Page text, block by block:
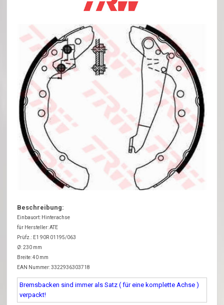
Beschreibung:
Einbauort: Hinterachse
für Hersteller: ATE
Prüfz.: E1 90R 01195/063
Ø: 230 mm
Breite: 40 mm
EAN Nummer: 3322936303718
Bremsbacken sind immer als Satz ( für eine komplette Achse )
verpackt!